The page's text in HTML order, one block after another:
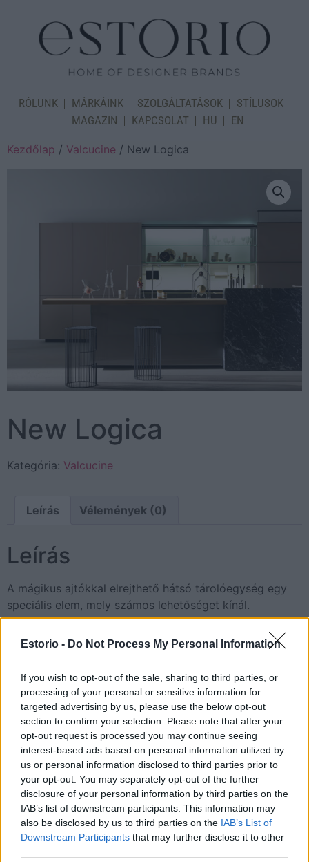
Estorio - Do Not Process My Personal Information
If you wish to opt-out of the sale, sharing to third parties, or
processing of your personal or sensitive information for
targeted advertising by us, please use the below opt-out
section to confirm your selection. Please note that after your
opt-out request is processed you may continue seeing
interest-based ads based on personal information utilized by
us or personal information disclosed to third parties prior to
your opt-out. You may separately opt-out of the further
disclosure of your personal information by third parties on the
IAB’s list of downstream participants. This information may
also be disclosed by us to third parties on the IAB’s List of
Downstream Participants that may further disclose it to other
RÓLUNK MÁRKÁINK SZOLGÁLTATÁSOK
STÍLUSOK
MAGAZIN
KAPCSOLAT HU EN
Kezdőlap / Valcucine / New Logica
New Logica
Kategória: Valcucine
Leírás Vélemények (0)
Leírás
A mágikus ajtókkal elrejthető hátsó tárolóegység egy
speciális elem, mely számos lehetőséget kínál.
Hangtalanabb, mint egy szálló pihe: a felső billenő ajtók
és az alsó tolóajtók finoman nyílnak és záródnak, majd
tartozéka. A New Logica a Valcucine szabadalmaztatott
eleme, amely a felhasználó igényeinek megfelelően
számos kiegészítővel felszerelhető, és akár a
páraelszívó is elrejthető benne. Az extra mélység adta
tér és a világító hátpanel fénye a szabadság, a rend és
a formai tisztaság érzését nyújtja.
Videólejátszó